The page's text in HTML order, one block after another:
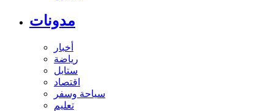
مدونات
أخبار
رياضة
ستايل
اقتصاد
سياحة وسفر
تعليم